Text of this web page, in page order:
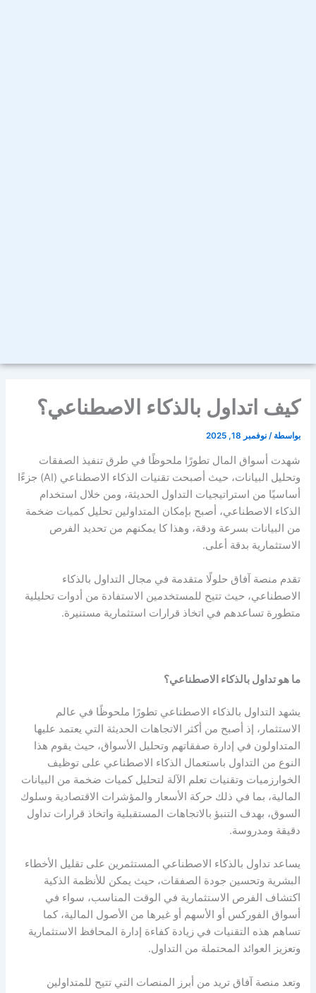
كيف اتداول بالذكاء الاصطناعي؟
بواسطة/نوفمبر 18, 2025
شهدت أسواق المال تطورًا ملحوظًا في طرق تنفيذ الصفقات
وتحليل البيانات، حيث أصبحت تقنيات الذكاء الاصطناعي (AI) جزءًا
أساسيًا من استراتيجيات التداول الحديثة، ومن خلال استخدام
الذكاء الاصطناعي، أصبح بإمكان المتداولين تحليل كميات ضخمة
من البيانات بسرعة ودقة، وهذا كا يمكنهم من تحديد الفرص
الاستثمارية بدقة أعلى.
تقدم منصة آفاق حلولًا متقدمة في مجال التداول بالذكاء
الاصطناعي، حيث تتيح للمستخدمين الاستفادة من أدوات تحليلية
متطورة تساعدهم في اتخاذ قرارات استثمارية مستنيرة.
ما هو تداول بالذكاء الاصطناعي؟
يشهد التداول بالذكاء الاصطناعي تطورًا ملحوظًا في عالم
الاستثمار، إذ أصبح من أكثر الاتجاهات الحديثة التي يعتمد عليها
المتداولون في إدارة صفقاتهم وتحليل الأسواق، حيث يقوم هذا
النوع من التداول باستعمال الذكاء الاصطناعي على توظيف
الخوارزميات وتقنيات تعلم الآلة لتحليل كميات ضخمة من البيانات
المالية، بما في ذلك حركة الأسعار والمؤشرات الاقتصادية وسلوك
السوق، بهدف التنبؤ بالاتجاهات المستقبلية واتخاذ قرارات تداول
دقيقة ومدروسة.
يساعد تداول بالذكاء الاصطناعي المستثمرين على تقليل الأخطاء
البشرية وتحسين جودة الصفقات، حيث يمكن للأنظمة الذكية
اكتشاف الفرص الاستثمارية في الوقت المناسب، سواء في
أسواق الفوركس أو الأسهم أو غيرها من الأصول المالية، كما
تساهم هذه التقنيات في زيادة كفاءة إدارة المحافظ الاستثمارية
وتعزيز العوائد المحتملة من التداول.
وتعد منصة آفاق تريد من أبرز المنصات التي تتيح للمتداولين